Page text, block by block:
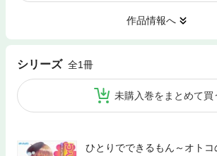
作品情報へ
シリーズ 全1冊
未購入巻をまとめて買
ひとりでできるもん～オト